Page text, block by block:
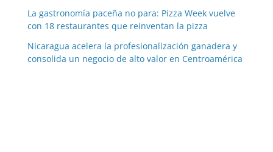
La gastronomía paceña no para: Pizza Week vuelve
con 18 restaurantes que reinventan la pizza
Nicaragua acelera la profesionalización ganadera y
consolida un negocio de alto valor en Centroamérica